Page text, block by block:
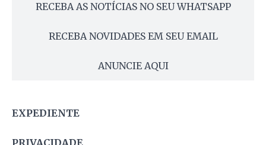
RECEBA AS NOTÍCIAS NO SEU WHATSAPP
RECEBA NOVIDADES EM SEU EMAIL
ANUNCIE AQUI
EXPEDIENTE